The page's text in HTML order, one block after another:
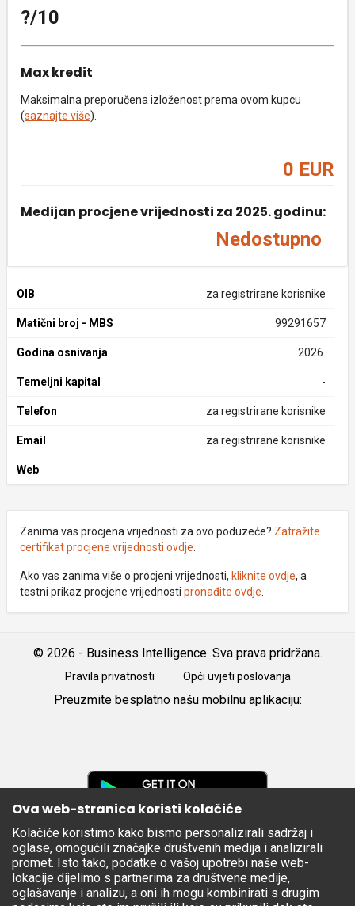
?/10
Max kredit
Maksimalna preporučena izloženost prema ovom kupcu
(saznajte više).
0 EUR
Medijan procjene vrijednosti za 2025. godinu:
Nedostupno
OIB za registrirane korisnike
Matični broj - MBS 99291657
Godina osnivanja 2026.
Temeljni kapital -
Telefon za registrirane korisnike
Email za registrirane korisnike
Web
Zanima vas procjena vrijednosti za ovo poduzeće? Zatražite
certifikat procjene vrijednosti ovdje
Ako vas zanima više o procjeni vrijednosti, kliknite ovdje, a
testni prikaz procjene vrijednosti pronađite ovdje
© 2026 - Business Intelligence. Sva prava pridržana.
Pravila privatnosti Opći uvjeti poslovanja
Preuzmite besplatno našu mobilnu aplikaciju:
Apple
Store
Ova web-stranica koristi kolačiće
Kolačiće koristimo kako bismo personalizirali sadržaj i
oglase, omogućili značajke društvenih medija i analizirali
promet. Isto tako, podatke o vašoj upotrebi naše web-
lokacije dijelimo s partnerima za društvene medije,
oglašavanje i analizu, a oni ih mogu kombinirati s drugim